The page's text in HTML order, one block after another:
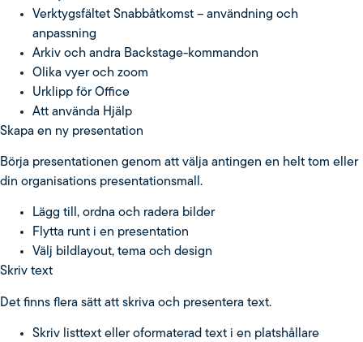
Verktygsfältet Snabbåtkomst – användning och
anpassning
Arkiv och andra Backstage-kommandon
Olika vyer och zoom
Urklipp för Office
Att använda Hjälp
Skapa en ny presentation
Börja presentationen genom att välja antingen en helt tom eller
din organisations presentationsmall.
Lägg till, ordna och radera bilder
Flytta runt i en presentation
Välj bildlayout, tema och design
Skriv text
Det finns flera sätt att skriva och presentera text.
Skriv listtext eller oformaterad text i en platshållare